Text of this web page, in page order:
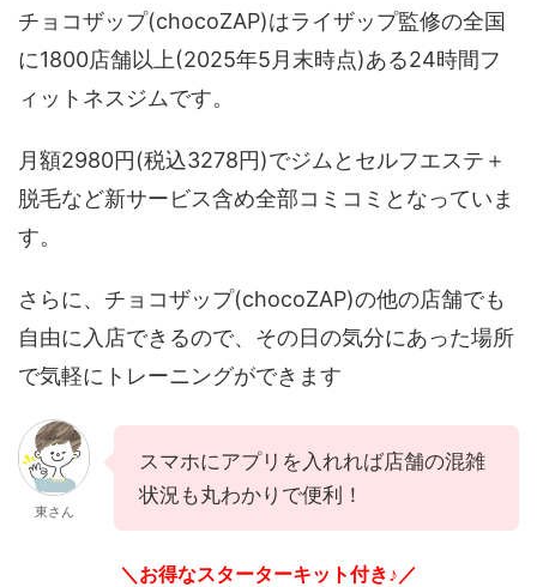
チョコザップ(chocoZAP)はライザップ監修の全国
に1800店舗以上(2025年5月末時点)ある24時間フ
ィットネスジムです。
月額2980円(税込3278円)でジムとセルフエステ＋
脱毛など新サービス含め全部コミコミとなっていま
す。
さらに、チョコザップ(chocoZAP)の他の店舗でも
自由に入店できるので、その日の気分にあった場所
で気軽にトレーニングができます
東さん
スマホにアプリを入れれば店舗の混雑
状況も丸わかりで便利！
＼お得なスターターキット付き♪／